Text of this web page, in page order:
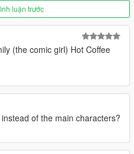
luận trước
(the comic girl) Hot Coffee
of the main characters?